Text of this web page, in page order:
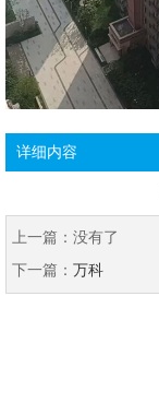
详细内容
上一篇： 没有了
下一篇： 万科